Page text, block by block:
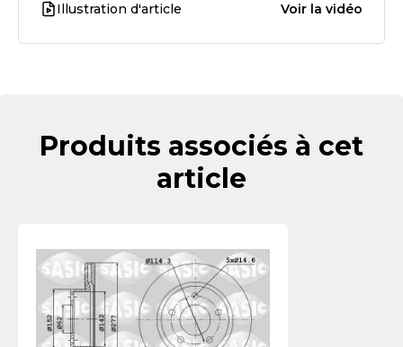
Illustration d'article Voir la vidéo
Produits associés à cet
article